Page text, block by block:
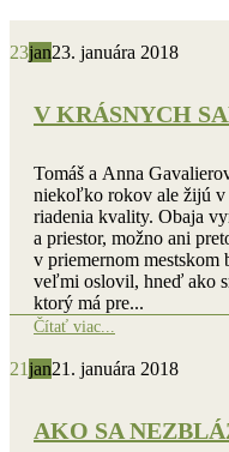
23jan23. januára 2018
V KRÁSNYCH
Tomáš a Anna
niekoľko rokov ale žijú v
riadenia kvality. Obaja
a priestor, možno ani
v priemernom mestskom
veľmi oslovil, hneď ako
ktorý má pre...
Čítať viac...
21 jan21. januára 2018
AKO SA